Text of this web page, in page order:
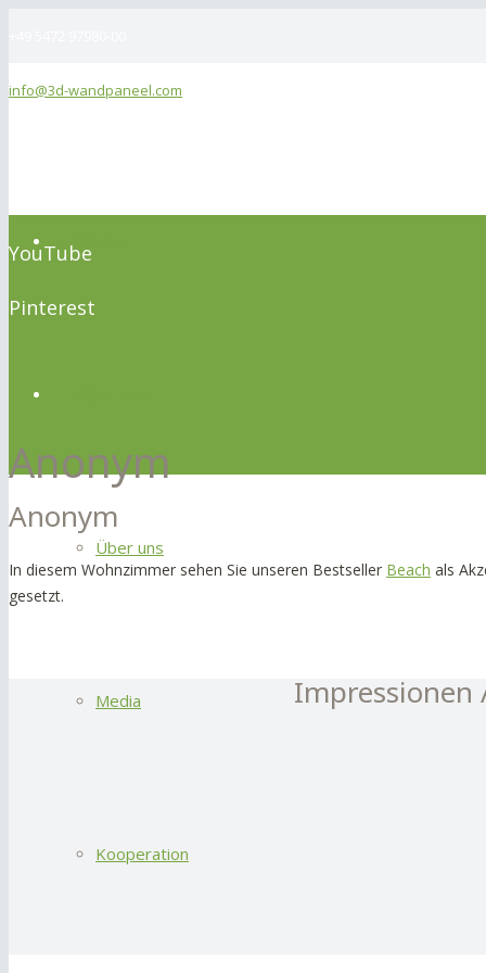
info@3d-wandpaneel.com
YouTube
Pinterest
Über uns
Media
Kooperation
Anonym
Anonym
In diesem Wohnzimmer sehen Sie unseren Bestseller Beach als
gesetzt.
Impressionen